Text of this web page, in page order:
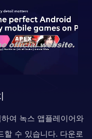
여 녹스 앱플레이어와
할 수 있습니다. 다운로